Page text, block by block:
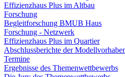
Effizienzhaus Plus im Altbau
Forschung
Begleitforschung BMUB Haus
Forschung - Netzwerk
Effizienzhaus Plus im Quartier
Abschlussberichte der
Termine
Ergebnisse des Themenwettbewerbs